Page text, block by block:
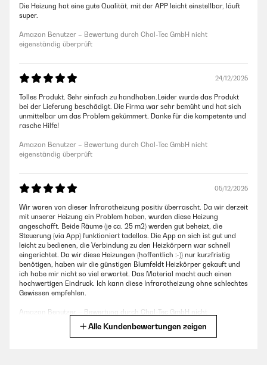
Die Heizung hat eine gute Qualität, mit der APP leicht einstellbar, läuft
super.
Amazon Benutzer – Bewertung durch Chal-Tec GmbH nicht
eigenständig überprüft
24/12/2025
Tolles Produkt. Sehr einfach zu handhaben.Leider wurde das Produkt
bei der Lieferung beschädigt. Die Firma war sehr bemüht und hat sich
unmittelbar um das Problem gekümmert. Danke für die kompetente und
rasche Hilfe!
Amazon Benutzer – Bewertung durch Chal-Tec GmbH nicht
eigenständig überprüft
05/12/2025
Wir waren von dieser Infrarotheizung positiv überrascht. Da wir derzeit
mit unserer Heizung ein Problem haben, wurden diese Heizung
angeschafft. Beide Räume (je ca. 25 m2) werden gut beheizt, die
Steuerung (via App) funktioniert tadellos. Die App an sich ist gut und
leicht zu bedienen, die Verbindung zu den Heizkörpern war schnell
eingerichtet. Da wir diese Heizungen (hoffentlich :-)) nur kurzfristig
benötigen, haben wir die günstigen Blumfeldt Heizkörper gekauft und
ich habe mir nicht so viel erwartet. Das Material macht auch einen
hochwertigen Eindruck. Ich kann diese Infrarotheizung ohne schlechtes
Gewissen empfehlen.
Amazon Benutzer – Bewertung durch Chal-Tec GmbH nicht
eigenständig überprüftAlle Kundenbewertungen zeigen